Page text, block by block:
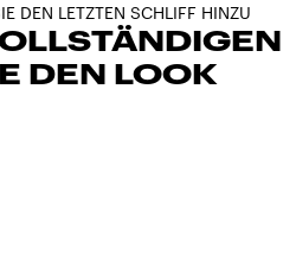
DEN LETZTEN SCHLIFF HINZU
DEN LOOK